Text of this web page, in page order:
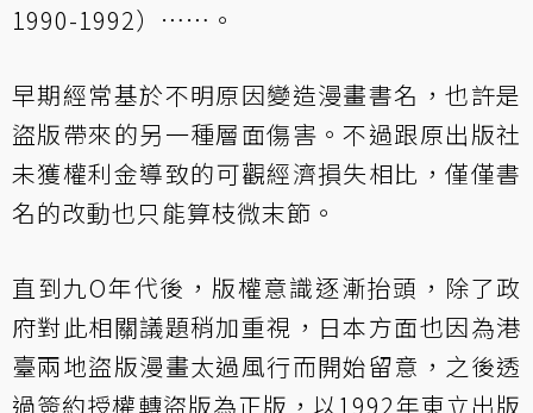
1990-1992）⋯⋯。
早期經常基於不明原因變造漫畫書名，也許是
盜版帶來的另一種層面傷害。不過跟原出版社
未獲權利金導致的可觀經濟損失相比，僅僅書
名的改動也只能算枝微末節。
直到九O年代後，版權意識逐漸抬頭，除了政
府對此相關議題稍加重視，日本方面也因為港
臺兩地盜版漫畫太過風行而開始留意，之後透
過簽約授權轉盜版為正版，以1992年東立出版